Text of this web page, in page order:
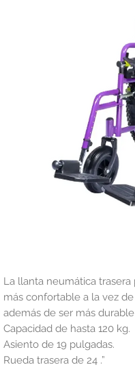
La llanta neumática
más confortable a la vez
además de ser más
Capacidad de hasta 120 kg.
Asiento de 19 pulgadas.
Rueda trasera de 24 .”